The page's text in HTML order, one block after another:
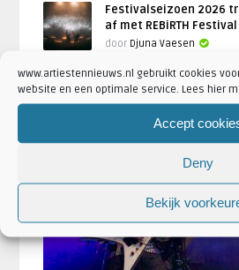
www.artiestennieuws.nl gebruikt cookies
website en een optimale service. Lees hier
Accept
Deny
Bekijk
Festivalseizoen 2026
af met REBiRTH Festival
door Djuna Vaesen
FEATURED